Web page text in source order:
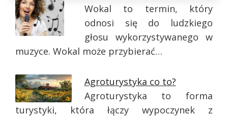
Wokal to termin, który
odnosi się do ludzkiego
głosu wykorzystywanego w
muzyce. Wokal może przybierać…
Agroturystyka co to?
Agroturystyka to forma
turystyki, która łączy wypoczynek z